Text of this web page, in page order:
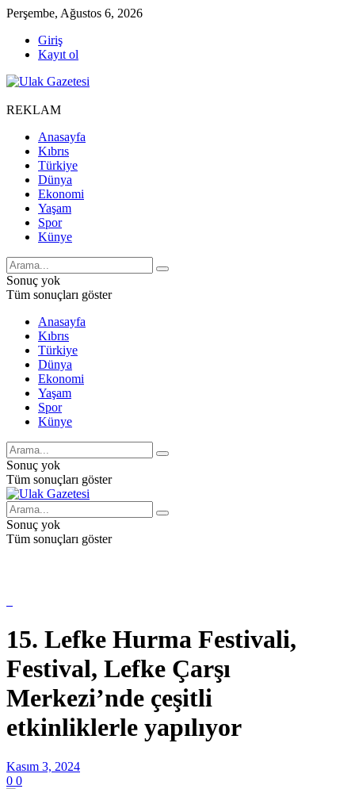
Perşembe, Ağustos 6, 2026
Giriş
Kayıt ol
REKLAM
Anasayfa
Kıbrıs
Türkiye
Dünya
Ekonomi
Yaşam
Spor
Künye
Sonuç yok
Tüm sonuçları göster
Anasayfa
Kıbrıs
Türkiye
Dünya
Ekonomi
Yaşam
Spor
Künye
Sonuç yok
Tüm sonuçları göster
Sonuç yok
Tüm sonuçları göster
15. Lefke Hurma Festivali,
Festival, Lefke Çarşı
Merkezi’nde çeşitli
etkinliklerle yapılıyor
Kasım 3, 2024
0 0